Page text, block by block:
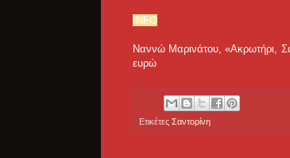
INFO
Nαννώ Μαρινάτου, «Ακρωτήρι,
ευρώ
Ετικέτες Σαντορίνη